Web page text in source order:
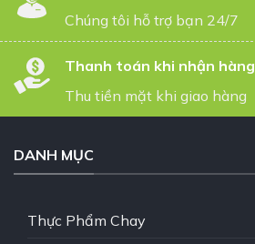
Chúng tôi hỗ trợ bạn 24/7
Thanh toán khi nhận hàng
Thu tiền mặt khi giao hàng
DANH MỤC
Thực Phẩm Chay